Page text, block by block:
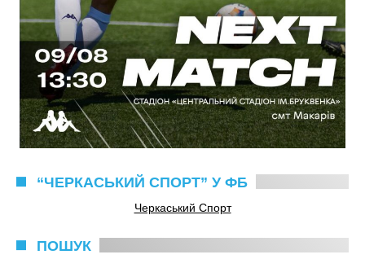
“ЧЕРКАСЬКИЙ СПОРТ” У ФБ
Черкаський Спорт
ПОШУК